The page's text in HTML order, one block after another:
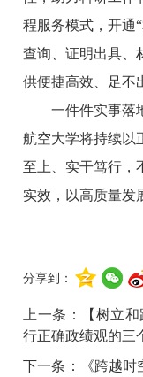
程服务模式，开通
查询、证明出具、
供便捷高效、足不
一件件实事落
航空大学将持续以
至上、实干笃行，
实效，以高质量发
分享到：
上一条：
【树立
行正确政绩观的三
下一条： 《跨越